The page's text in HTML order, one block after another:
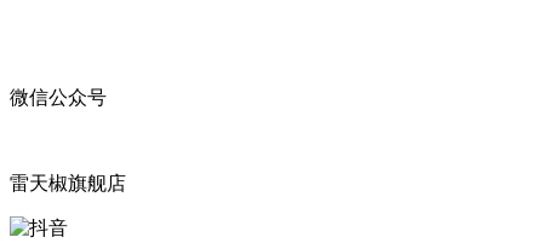
微信公众号
雷天椒旗舰店